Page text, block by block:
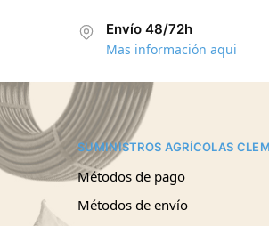
Envío 48/72h
Mas información aqui
SUMINISTROS AGRÍCOLAS
Métodos de pago
Métodos de envío